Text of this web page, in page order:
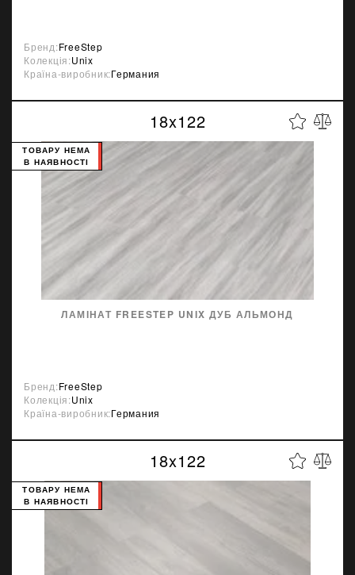
Бренд:FreeStep
Колекція:Unix
Країна-виробник:Германия
18x122
ЛАМІНАТ FREESTEP UNIX ДУБ АЛЬМОНД
ТОВАРУ НЕМА
В НАЯВНОСТІ
Бренд:FreeStep
Колекція:Unix
Країна-виробник:Германия
18x122
ТОВАРУ НЕМА
В НАЯВНОСТІ